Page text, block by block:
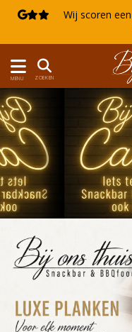
 Wij scoren een
MENU ZOEKEN